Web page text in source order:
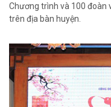
Chương trình và 100 đoàn
trên địa bàn huyện.